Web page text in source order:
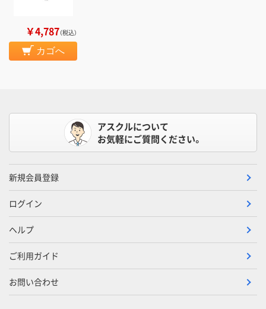
￥4,787（税込）
カゴへ
アスクルについて
お気軽にご質問ください。
新規会員登録
ログイン
ヘルプ
ご利用ガイド
お問い合わせ